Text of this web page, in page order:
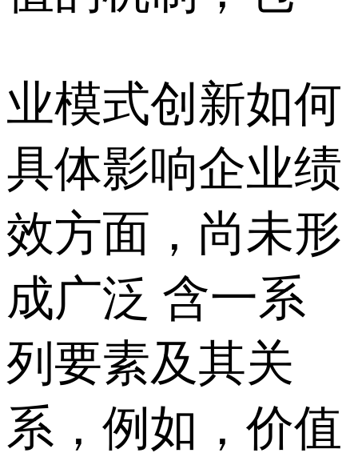
业模式创新如何
具体影响企业绩
效方面，尚未形
成广泛 含一系
列要素及其关
系，例如，价值